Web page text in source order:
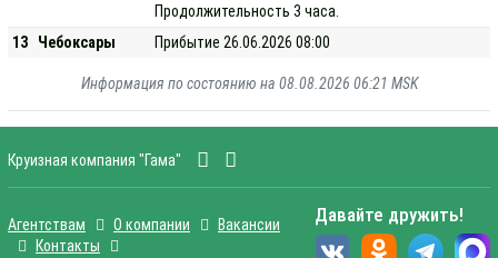
Продолжительность 3 часа.
13
Чебоксары Прибытие 26.06.2026 08:00
Информация по состоянию на 08.08.2026 06:21 MSK
Круизная компания "Гама"
Агентствам О компании
Вакансии
Контакты
Давайте дружить!